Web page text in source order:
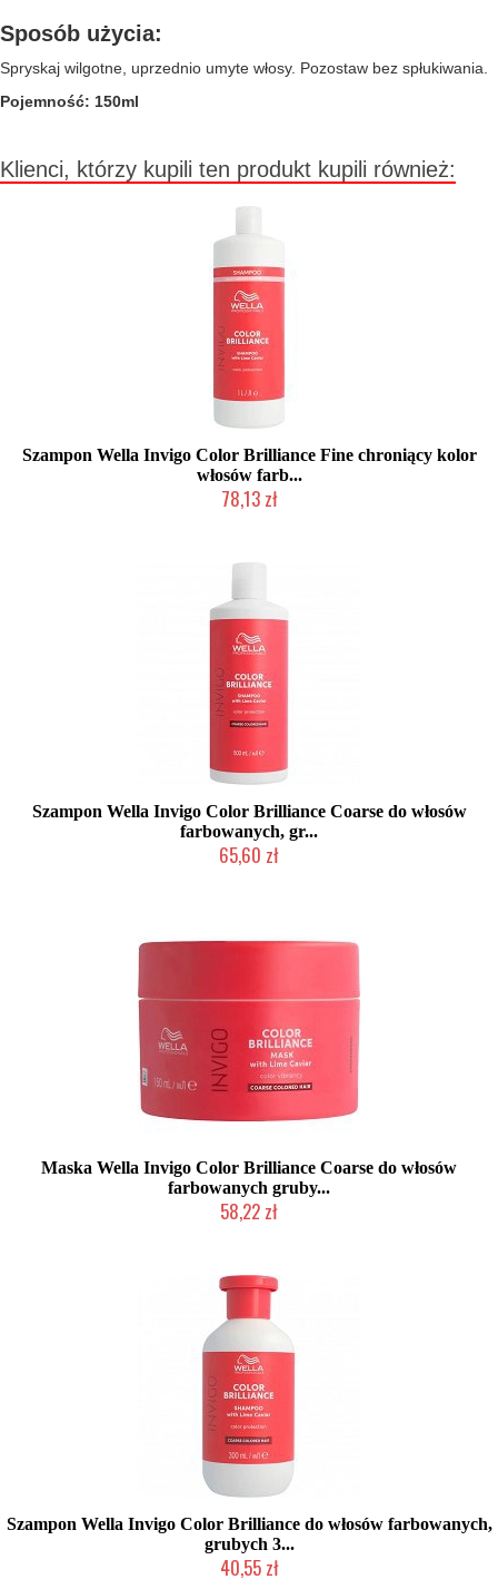
Sposób użycia:
Spryskaj wilgotne, uprzednio umyte włosy. Pozostaw bez spłukiwania.
Pojemność: 150ml
Klienci, którzy kupili ten produkt kupili również:
Szampon Wella Invigo Color Brilliance Fine chroniący kolor
włosów farb...
78,13 zł
Szampon Wella Invigo Color Brilliance Coarse do włosów
farbowanych, gr...
65,60 zł
Maska Wella Invigo Color Brilliance Coarse do włosów
farbowanych gruby...
58,22 zł
Szampon Wella Invigo Color Brilliance do włosów farbowanych,
grubych 3...
40,55 zł